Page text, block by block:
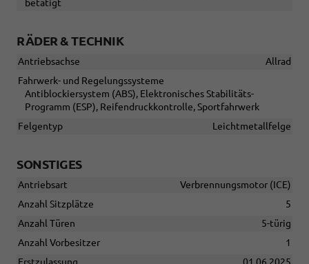
betätigt
RÄDER & TECHNIK
Antriebsachse
Allrad
Fahrwerk- und Regelungssysteme
Antiblockiersystem (ABS), Elektronisches Stabilitäts-
Programm (ESP), Reifendruckkontrolle, Sportfahrwerk
Felgentyp
Leichtmetallfelge
SONSTIGES
Antriebsart
Verbrennungsmotor (ICE)
Anzahl Sitzplätze
5
Anzahl Türen
5-türig
Anzahl Vorbesitzer
1